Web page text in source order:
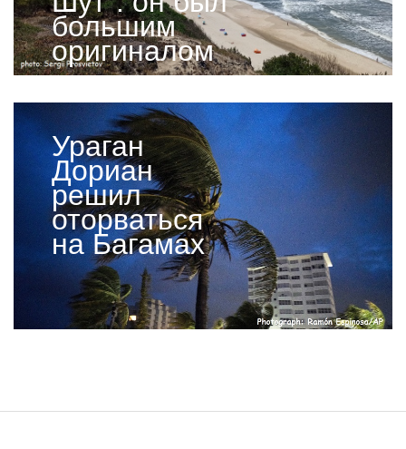
большим
оригиналом
Ураган
Дориан
решил
оторваться
на Багамах